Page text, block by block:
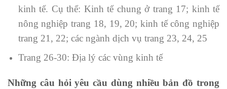
kinh tế. Cụ thể: Kinh tế chung ở trang 17; kinh tế
nông nghiệp trang 18, 19, 20; kinh tế công nghiệp
trang 21, 22; các ngành dịch vụ trang 23, 24, 25
Trang 26-30: Địa lý các vùng kinh tế
Những câu hỏi yêu cầu dùng nhiều bản đồ trong